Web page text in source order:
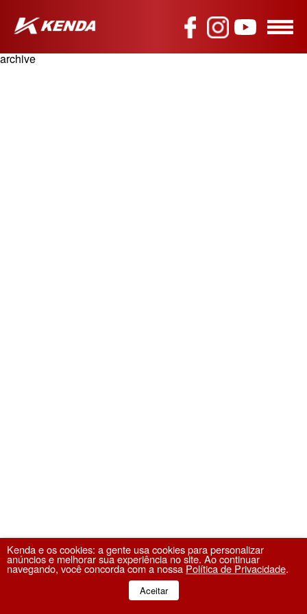
archive
Kenda e os cookies: a gente usa cookies para personalizar
anúncios e melhorar sua experiência no site. Ao continuar
navegando, você concorda com a nossa Política de Privacidade.
Aceitar